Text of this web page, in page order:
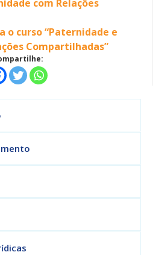
com Relações
o curso “Paternidade e
Compartilhadas”